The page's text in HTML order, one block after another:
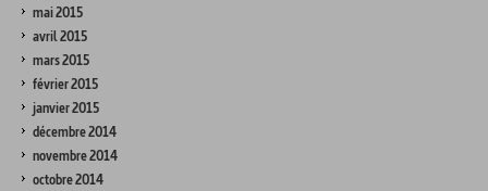
mai 2015
avril 2015
mars 2015
février 2015
janvier 2015
décembre 2014
novembre 2014
octobre 2014